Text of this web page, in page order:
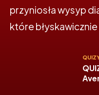
przyniosła wysyp
które